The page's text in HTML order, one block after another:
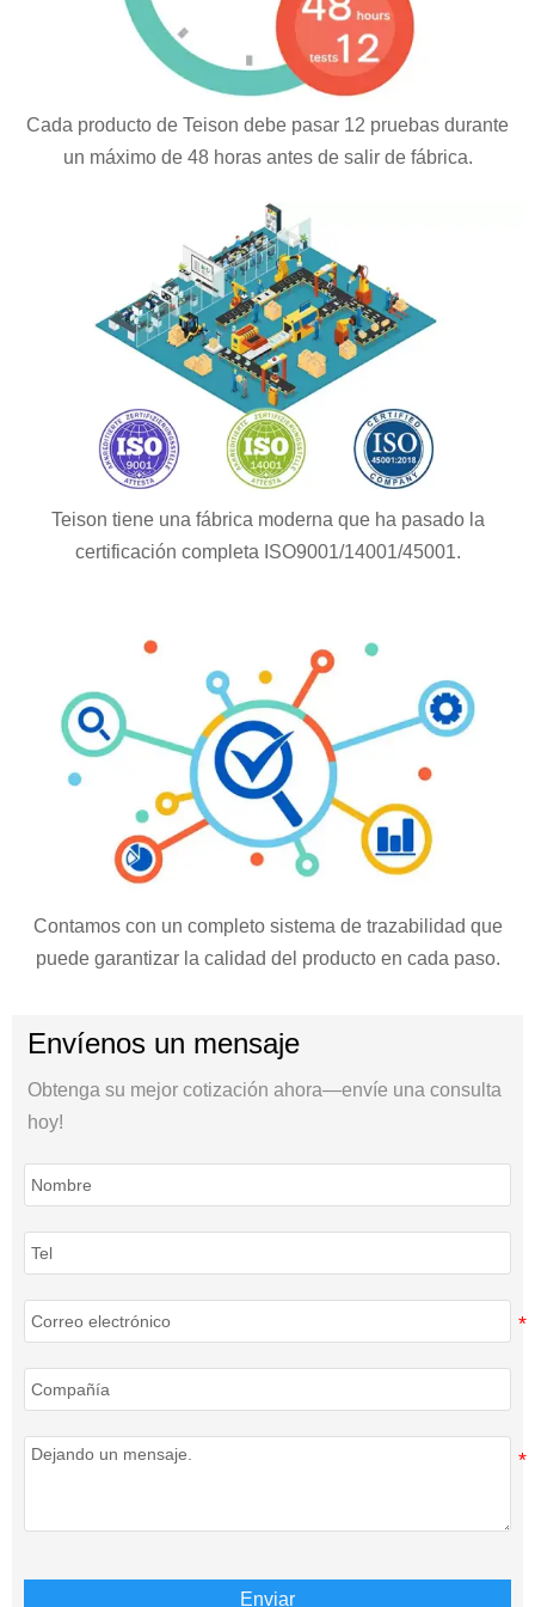
Cada producto de Teison debe pasar 12 pruebas durante
un máximo de 48 horas antes de salir de fábrica.
Teison tiene una fábrica moderna que ha pasado la
certificación completa ISO9001/14001/45001.
Contamos con un completo sistema de trazabilidad que
puede garantizar la calidad del producto en cada paso.
Envíenos un mensaje
Obtenga su mejor cotización ahora—envíe una consulta
hoy!
Enviar